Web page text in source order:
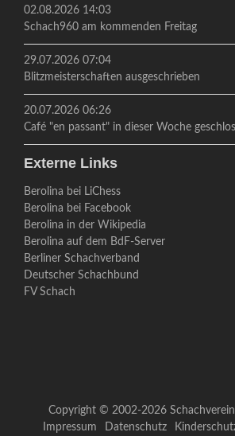
02.08.2026 14:03
Schach960 am kommenden Freitag
29.07.2026 07:04
Blitzmeisterschaften ausgeschrieben
20.07.2026 06:26
Café "en passant" in dieser Woche
Externe Links
Berolina bei LiChess
Berolina bei Facebook
Berolina in der Wikipedia
Berolina auf dem BdF-Server
Berliner Schachverband
Deutscher Schachbund
FV Schach
Copyright © 2002-2026
Navigation
Impressum Datenschutz